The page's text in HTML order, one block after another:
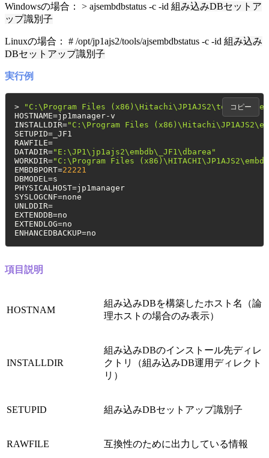
Windowsの場合： > ajsembdbstatus -c -id 組み込みDBセットア
ップ識別子
Linuxの場合： # /opt/jp1ajs2/tools/ajsembdbstatus -c -id 組み込み
DBセットアップ識別子
実行例
>
"C:\Program Files
HOSTNAME=jp1manager-v
INSTALLDIR="C:\Program Files
SETUPID=_JF1
RAWFILE=
DATADIR="E:\JP1\jp1ajs2\embdb\_JF1\dbarea"
WORKDIR="C:\Program Files
EMBDBPORT=22221
DBMODEL=s
PHYSICALHOST=jp1manager
SYSLOGCNF=none
UNLDDIR=
EXTENDDB=no
EXTENDLOG=no
ENHANCEDBACKUP=no
コピー
項目説明
HOSTNAM
組み込みDBを構築したホスト名（論
理ホストの場合のみ表示）
INSTALLDIR
組み込みDBのインストール先ディレ
クトリ（組み込みDB運用ディレクト
リ）
SETUPID 組み込みDBセットアップ識別子
RAWFILE 互換性のために出力している情報